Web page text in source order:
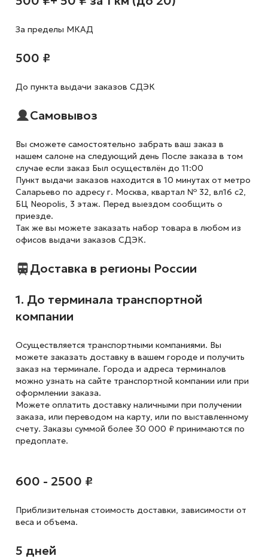
За пределы МКАД
500 ₽
До пункта выдачи заказов СДЭК
Самовывоз
Вы сможете самостоятельно забрать ваш заказ в
нашем салоне на следующий день После заказа в том
случае если заказ Был осуществлён до 11:00
Пункт выдачи заказов находится в 10 минутах от метро
Саларьево по адресу г. Москва, квартал № 32, вл16 с2,
БЦ Neopolis, 3 этаж. Перед выездом сообщить о
приезде.
Так же вы можете заказать набор товара в любом из
офисов выдачи заказов СДЭК.
Доставка в регионы России
1. До терминала транспортной
компании
Осуществляется транспортными компаниями. Вы
можете заказать доставку в вашем городе и получить
заказ на терминале. Города и адреса терминалов
можно узнать на сайте транспортной компании или при
оформлении заказа.
Можете оплатить доставку наличными при получении
заказа, или переводом на карту, или по выставленному
счету. Заказы суммой более 30 000 ₽ принимаются по
предоплате.
600 - 2500 ₽
Приблизительная стоимость доставки, зависимости от
веса и объема.
5 дней